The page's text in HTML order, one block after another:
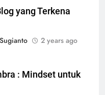
yang Terkena
2 years ago
: Mindset untuk